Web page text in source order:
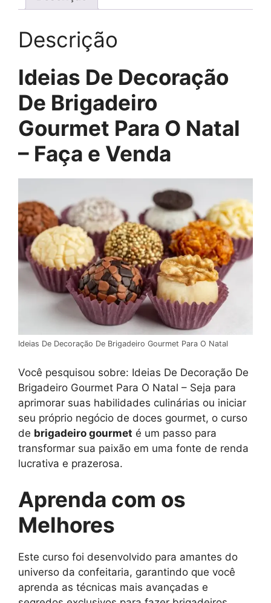
Descrição
Ideias De Decoração
De Brigadeiro
Gourmet Para O Natal
– Faça e Venda
Ideias De Decoração De Brigadeiro Gourmet Para O Natal
Você pesquisou sobre: Ideias De Decoração De
Brigadeiro Gourmet Para O Natal – Seja para
aprimorar suas habilidades culinárias ou iniciar
seu próprio negócio de doces gourmet, o curso
de brigadeiro gourmet é um passo para
transformar sua paixão em uma fonte de renda
lucrativa e prazerosa.
Aprenda com os
Melhores
Este curso foi desenvolvido para amantes do
universo da confeitaria, garantindo que você
aprenda as técnicas mais avançadas e